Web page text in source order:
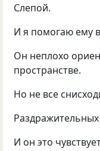
Слепой.
И я помогаю ему
Он неплохо
пространстве.
Но не все
И он это